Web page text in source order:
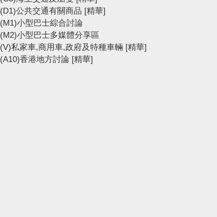
(D1)公共交通有關商品 [精華]
(M1)小型巴士綜合討論
(M2)小型巴士多媒體分享區
(V)私家車,商用車,政府及特種車輛 [精華]
(A10)香港地方討論 [精華]